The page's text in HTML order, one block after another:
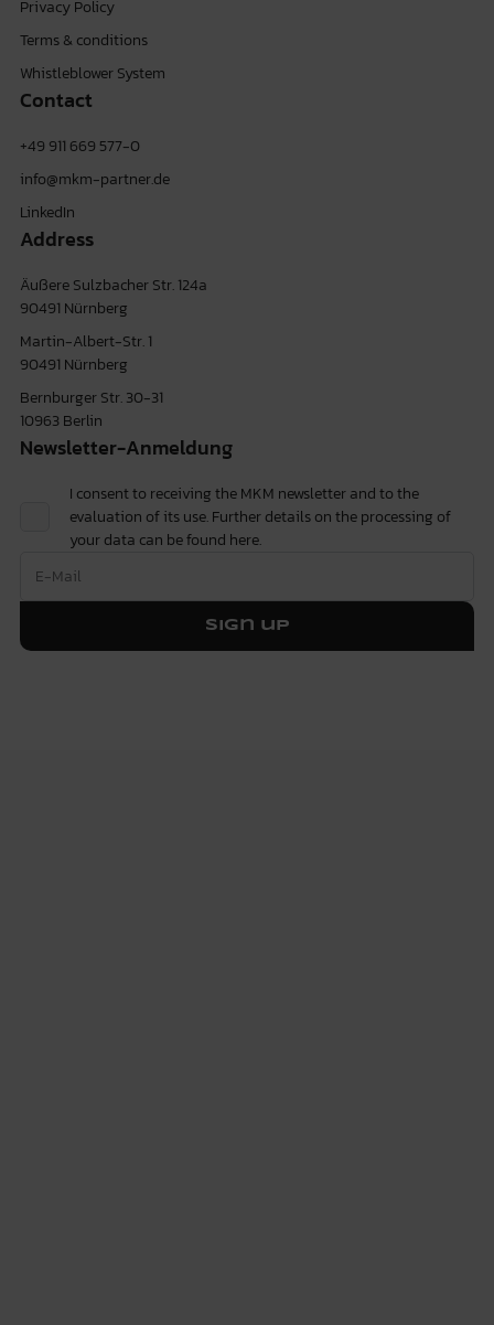
Privacy Policy
Terms & conditions
Whistleblower System
Contact
+49 911 669 577-0
info@mkm-partner.de
LinkedIn
Address
Äußere Sulzbacher Str. 124a
90491 Nürnberg
Martin-Albert-Str. 1
90491 Nürnberg
Bernburger Str. 30-31
10963 Berlin
Newsletter-Anmeldung
I consent to receiving the MKM newsletter and to the
evaluation of its use. Further details on the processing of
your data can be found here.
Sign up